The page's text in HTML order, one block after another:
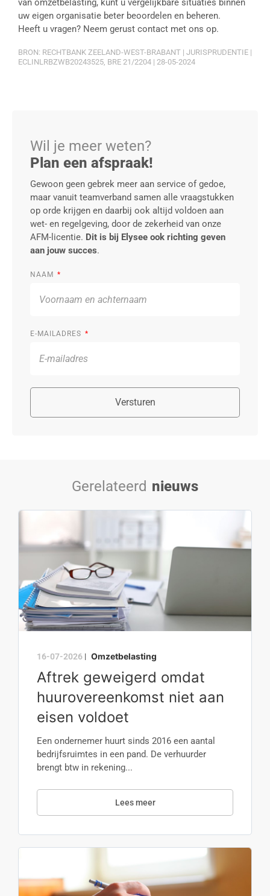
van omzetbelasting, kunt u vergelijkbare situaties binnen
uw eigen organisatie beter beoordelen en beheren.
Heeft u vragen? Neem gerust contact met ons op.
BRON: RECHTBANK ZEELAND-WEST-BRABANT | JURISPRUDENTIE |
ECLINLRBZWB20243525, BRE 21/2204 | 28-05-2024
Wil je meer weten?
Plan een afspraak!
Gewoon geen gebrek meer aan service of gedoe,
maar vanuit teamverband samen alle vraagstukken
op orde krijgen en daarbij ook altijd voldoen aan
wet- en regelgeving, door de zekerheid van onze
AFM-licentie. Dit is bij Elysee ook richting geven
aan jouw succes.
NAAM
E-MAILADRES
Versturen
Gerelateerd nieuws
16-07-2026 | Omzetbelasting
Aftrek geweigerd omdat
huurovereenkomst niet aan
eisen voldoet
Een ondernemer huurt sinds 2016 een aantal
bedrijfsruimtes in een pand. De verhuurder
brengt btw in rekening...
Lees meer